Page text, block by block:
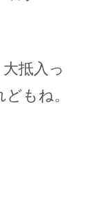
抵入っ
もね。